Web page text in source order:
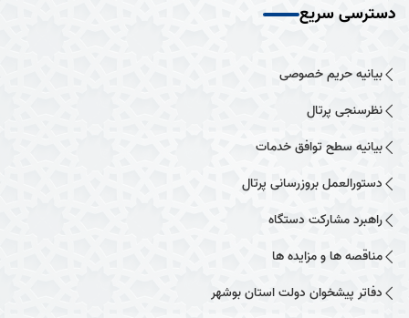
دسترسی سریع
بیانیه حریم خصوصی
نظرسنجی پرتال
بیانیه سطح توافق خدمات
دستورالعمل بروزرسانی پرتال
راهبرد مشارکت دستگاه
مناقصه ها و مزایده ها
دفاتر پیشخوان دولت استان بوشهر